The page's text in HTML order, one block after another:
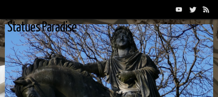
contenu
Statues Paradise